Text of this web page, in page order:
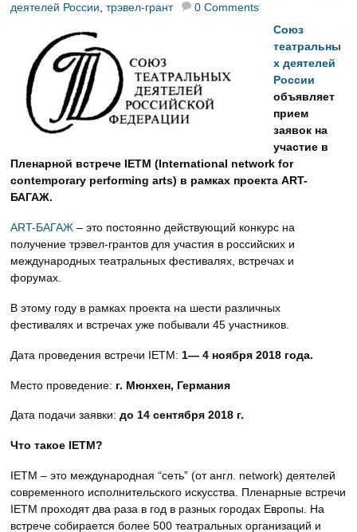
деятелей России,трэвел-грант
0 Comments
Союз
театральны
х деятелей
России
объявляет
прием
заявок на
участие в
Пленарной встрече IETM (International network for
contemporary performing arts) в рамках проекта ART-
БАГАЖ.
ART-БАГАЖ– это постоянно действующий конкурс на
получение трэвел-грантов для участия в российских и
международных театральных фестивалях, встречах и
форумах.
В этому году в рамках проекта на шести различных
фестивалях и встречах уже побывали 45 участников.
Дата проведения встречи IETM: 1— 4 ноября 2018 года.
Место проведение: г. Мюнхен, Германия
Дата подачи заявки:до 14 сентября 2018 г.
Что такое IETM?
IETM – это международная “сеть” (от англ. network) деятелей
современного исполнительского искусства. Пленарные встречи
IETM проходят два раза в год в разных городах Европы. На
встрече собирается более 500 театральных организаций и